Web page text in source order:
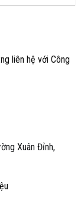
liên hệ với Công
Xuân Đỉnh,